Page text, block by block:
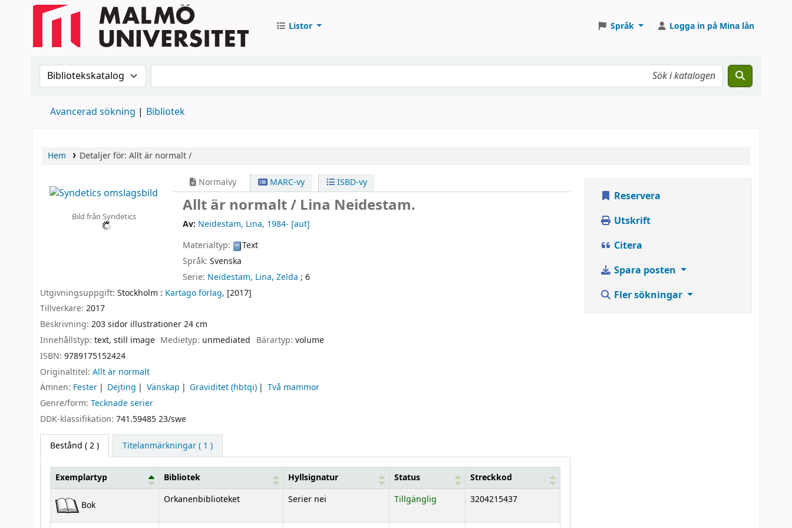
Listor Språk Logga in på Mina lån
Sök i katalogen efter:Sök i katalogen
Avancerad sökning Bibliotek
Hem Detaljer för: Allt är normalt /
Bild från Syndetics
Normalvy MARC-vy ISBD-vy
Allt är normalt / Lina Neidestam.
Av: Neidestam, Lina, 1984- [aut]
Materialtyp:
Text
Språk:Svenska
Serie: Neidestam, Lina, Zelda ; 6
Utgivningsuppgift: Stockholm : Kartago förlag, [2017]
Tillverkare: 2017
Beskrivning: 203 sidor illustrationer 24 cm
Innehållstyp: text, still image Medietyp: unmediated Bärartyp: volume
ISBN: 9789175152424
Originaltitel: Allt är normalt
Ämnen: Fester Dejting Vänskap Graviditet (hbtqi)
Två mammor
Genre/form: Tecknade serier
DDK-klassifikation: 741.59485 23/swe
Bestånd ( 2 ) Titelanmärkningar ( 1 )
Bestånd
Exemplartyp Bibliotek Hyllsignatur Status Streckkod
Bok Orkanenbiblioteket Serier nei Tillgänglig 3204215437
Reservera
Utskrift
Citera
Spara posten
Fler sökningar